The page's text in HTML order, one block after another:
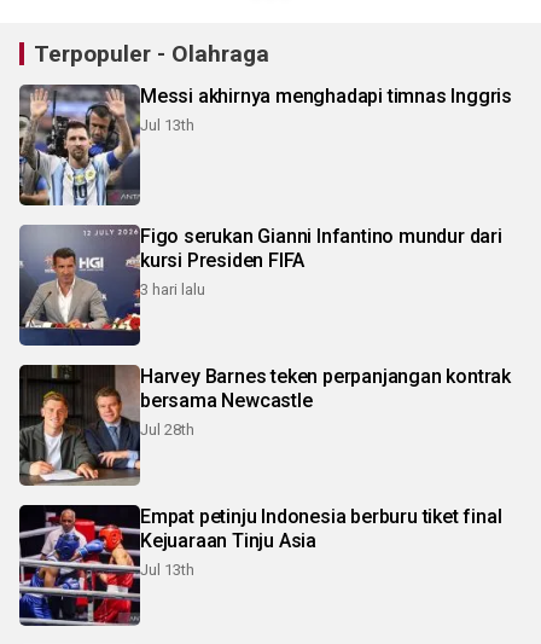
Terpopuler - Olahraga
Messi akhirnya menghadapi timnas Inggris
Jul 13th
Figo serukan Gianni Infantino mundur dari
kursi Presiden FIFA
3 hari lalu
Harvey Barnes teken perpanjangan kontrak
bersama Newcastle
Jul 28th
Empat petinju Indonesia berburu tiket final
Kejuaraan Tinju Asia
Jul 13th